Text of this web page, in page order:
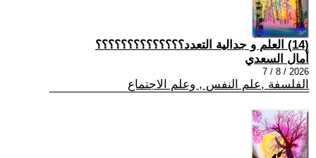
(14) العلم و جدالية التعدد؟؟؟؟؟؟؟؟؟؟؟؟؟؟
أمال السعدي
2026 / 8 / 7
الفلسفة ,علم النفس , وعلم الاجتماع